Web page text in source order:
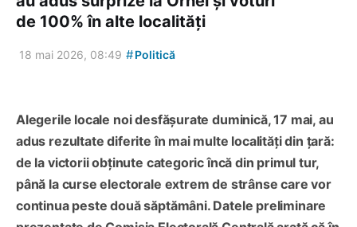
de 100% în alte localități
18 mai 2026, 08:49 #Politică
Alegerile locale noi desfășurate duminică, 17 mai, au
adus rezultate diferite în mai multe localități din țară:
de la victorii obținute categoric încă din primul tur,
până la curse electorale extrem de strânse care vor
continua peste două săptămâni. Datele preliminare